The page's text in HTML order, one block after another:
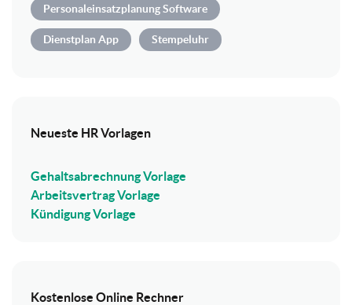
Personaleinsatzplanung Software
Dienstplan App Stempeluhr
Neueste HR Vorlagen
Gehaltsabrechnung Vorlage
Arbeitsvertrag Vorlage
Kündigung Vorlage
Kostenlose Online Rechner